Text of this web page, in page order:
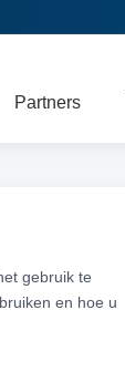
Partners
gebruik te
en hoe u